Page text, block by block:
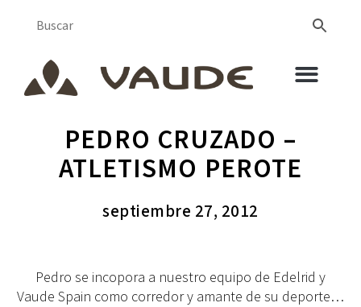
PEDRO CRUZADO –
ATLETISMO PEROTE
septiembre 27, 2012
Pedro se incopora a nuestro equipo de Edelrid y
Vaude Spain como corredor y amante de su deporte…